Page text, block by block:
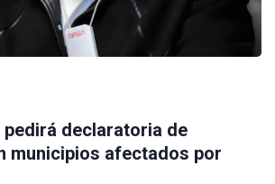
pedirá declaratoria de
municipios afectados por